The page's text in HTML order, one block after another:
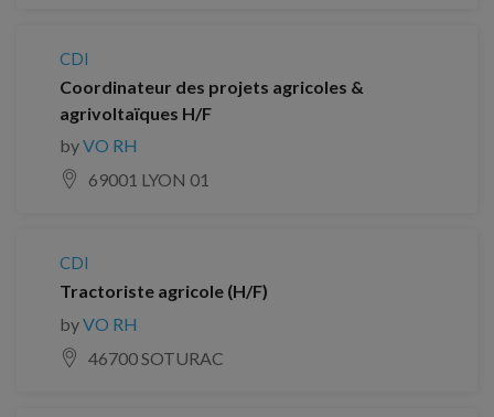
CDI
Coordinateur des projets agricoles &
agrivoltaïques H/F
byVO RH
69001 LYON 01
CDI
Tractoriste agricole (H/F)
byVO RH
46700 SOTURAC